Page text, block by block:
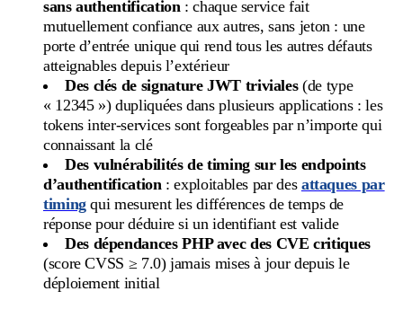
sans authentification: chaque service fait
mutuellement confiance aux autres, sans jeton : une
porte d’entrée unique qui rend tous les autres défauts
atteignables depuis l’extérieur
Des clés de signature JWT triviales(de type
« 12345 ») dupliquées dans plusieurs applications : les
tokens inter-services sont forgeables par n’importe qui
connaissant la clé
Des vulnérabilités de timing sur les endpoints
d’authentification: exploitables par des attaques par
timingqui mesurent les différences de temps de
réponse pour déduire si un identifiant est valide
Des dépendances PHP avec des CVE critiques
(score CVSS ≥ 7.0) jamais mises à jour depuis le
déploiement initial